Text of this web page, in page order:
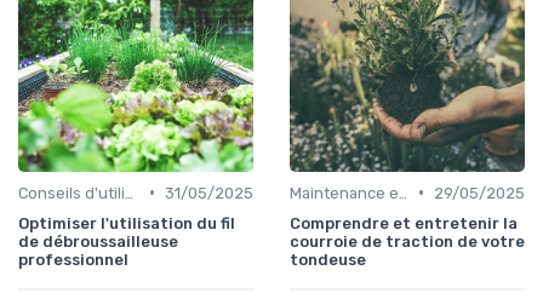
• 31/05/2025
Optimiser l'utilisation du fil
de débroussailleuse
professionnel
•
29/05/2025
Comprendre et entretenir la
courroie de traction de votre
tondeuse